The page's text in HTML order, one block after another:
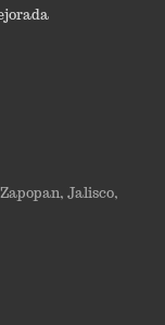
Jalisco,